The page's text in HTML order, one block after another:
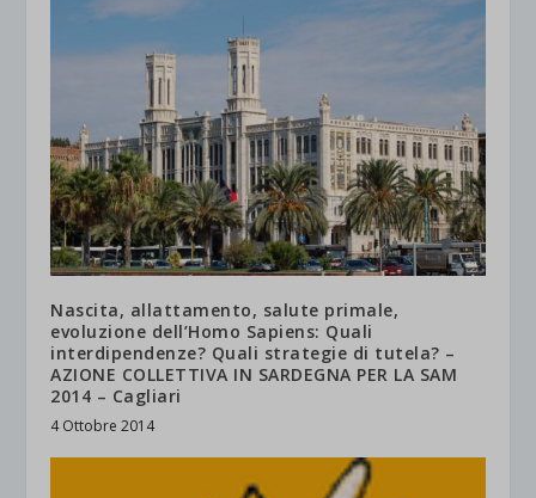
Nascita, allattamento, salute primale,
evoluzione dell’Homo Sapiens: Quali
interdipendenze? Quali strategie di tutela? –
AZIONE COLLETTIVA IN SARDEGNA PER LA SAM
2014 – Cagliari
4 Ottobre 2014